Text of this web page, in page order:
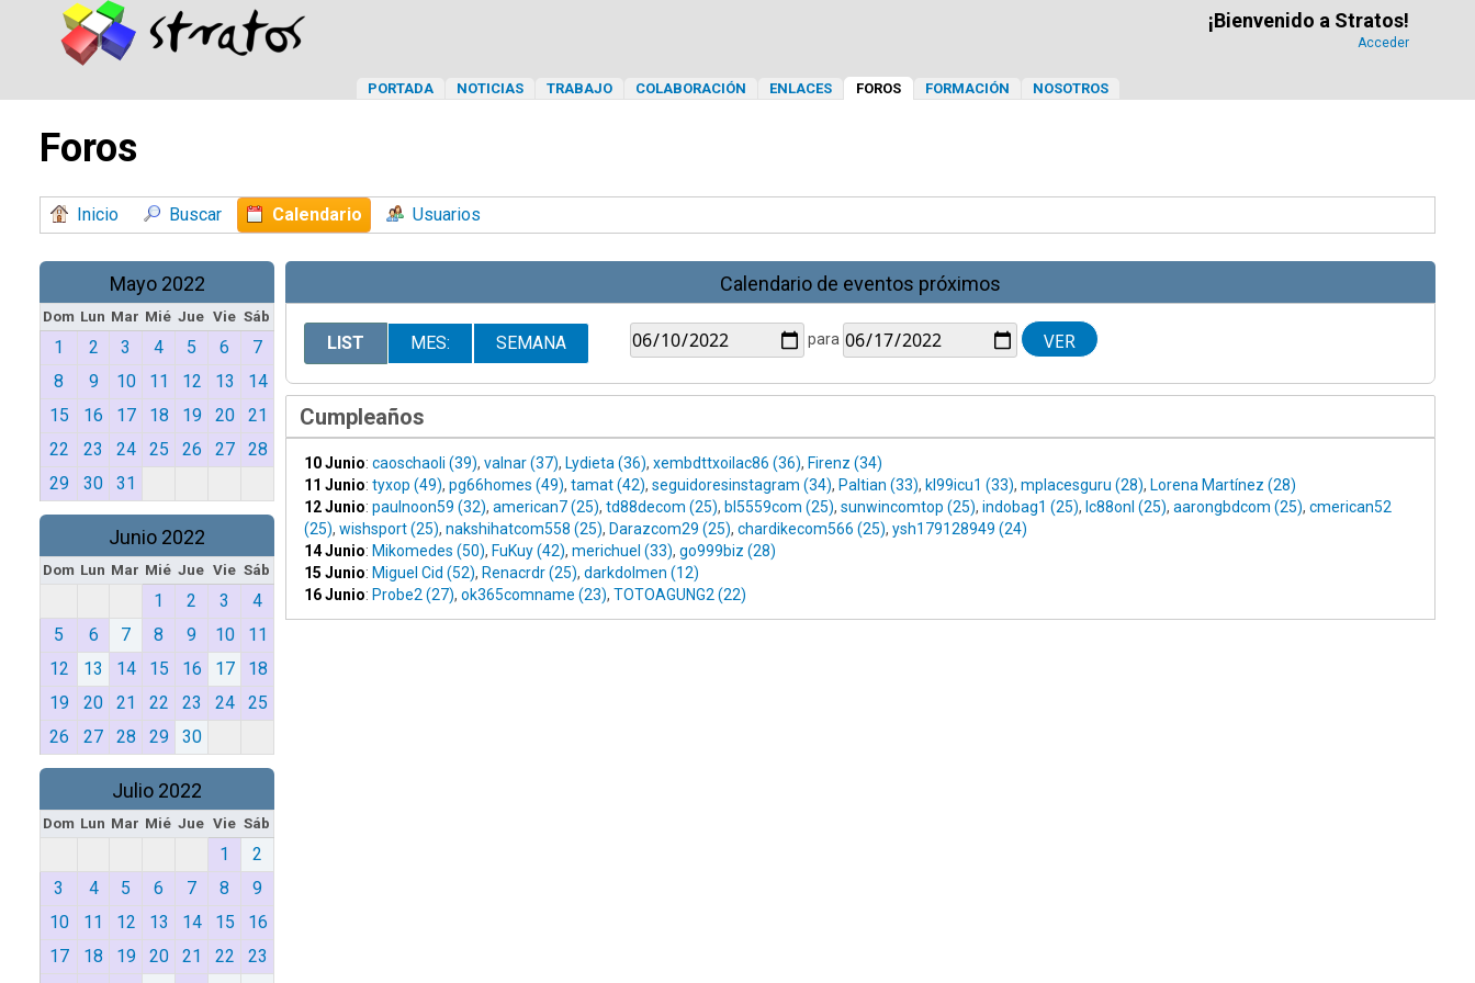
¡Bienvenido a Stratos!
Acceder
PORTADA NOTICIAS TRABAJO COLABORACIÓN ENLACES FOROS FORMACIÓN NOSOTROS
Foros
Inicio Buscar Calendario Usuarios
Mayo 2022
Dom Lun Mar Mié Jue Vie Sáb
1 2 3 4 5 6
7
8
9 10 11 12 13
14
15
16 17 18 19 20
21
22
23 24 25 26 27
28
29
30 31
Junio 2022
Dom Lun Mar Mié Jue Vie Sáb
1 2 3
4
5
6 7 8 9 10
11
12
13 14 15 16 17
18
19
20 21 22 23 24
25
26
27 28 29 30
Julio 2022
Dom Lun Mar Mié Jue Vie Sáb
1
2
3
4 5 6 7 8
9
10
11 12 13 14 15
16
17
18 19 20 21 22
23
Calendario de eventos próximos
LIST MES: SEMANA para
Cumpleaños
10 Junio: caoschaoli (39), valnar (37), Lydieta (36), xembdttxoilac86 (36), Firenz (34)
11 Junio: tyxop (49), pg66homes (49), tamat (42), seguidoresinstagram (34), Paltian (33), kl99icu1 (33), mplacesguru (28), Lorena Martínez (28)
12 Junio: paulnoon59 (32), american7 (25), td88decom (25), bl5559com (25), sunwincomtop (25), indobag1 (25), lc88onl (25), aarongbdcom (25), cmerican52
(25), wishsport (25), nakshihatcom558 (25), Darazcom29 (25), chardikecom566 (25), ysh179128949 (24)
14 Junio: Mikomedes (50), FuKuy (42), merichuel (33), go999biz (28)
15 Junio: Miguel Cid (52), Renacrdr (25), darkdolmen (12)
16 Junio: Probe2 (27), ok365comname (23), TOTOAGUNG2 (22)